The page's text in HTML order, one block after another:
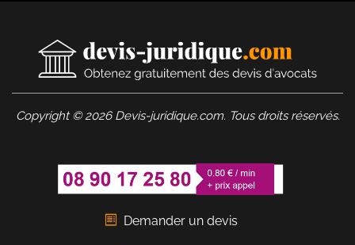
Copyright © 2026 Devis-juridique.com. Tous droits réservés.
Demander un devis